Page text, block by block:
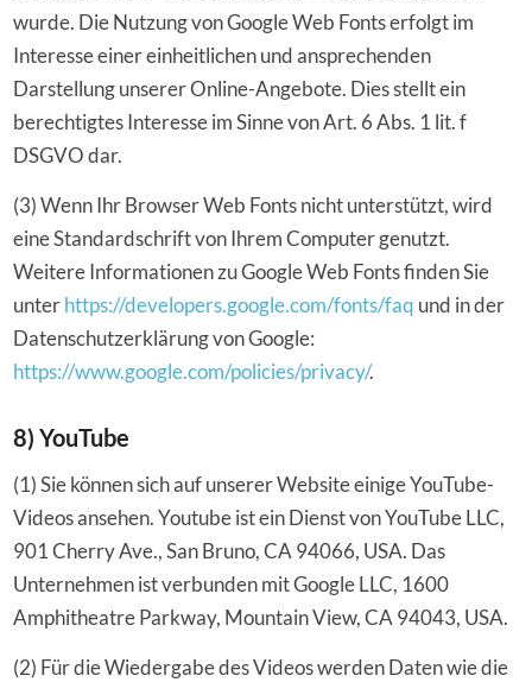
wurde. Die Nutzung von Google Web Fonts erfolgt im
Interesse einer einheitlichen und ansprechenden
Darstellung unserer Online-Angebote. Dies stellt ein
berechtigtes Interesse im Sinne von Art. 6 Abs. 1 lit. f
DSGVO dar.
(3) Wenn Ihr Browser Web Fonts nicht unterstützt, wird
eine Standardschrift von Ihrem Computer genutzt.
Weitere Informationen zu Google Web Fonts finden Sie
unterhttps://developers.google.com/fonts/faq und in der
Datenschutzerklärung von Google:
https://www.google.com/policies/privacy/.
8) YouTube
(1) Sie können sich auf unserer Website einige YouTube-
Videos ansehen. Youtube ist ein Dienst von YouTube LLC,
901 Cherry Ave., San Bruno, CA 94066, USA. Das
Unternehmen ist verbunden mit Google LLC, 1600
Amphitheatre Parkway, Mountain View, CA 94043, USA.
(2) Für die Wiedergabe des Videos werden Daten wie die